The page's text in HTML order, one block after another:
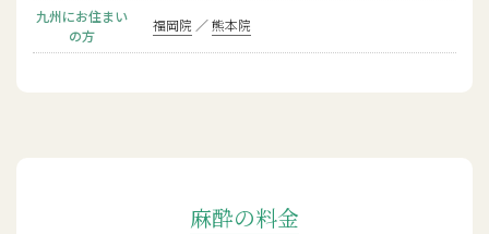
九州にお住まい
の方
福岡院 熊本院
麻酔の料金